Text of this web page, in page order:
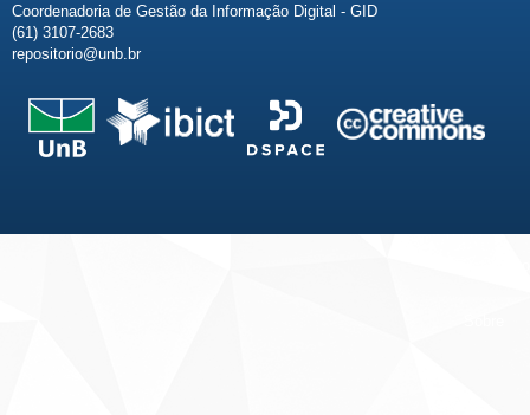
Coordenadoria de Gestão da Informação Digital - GID
(61) 3107-2683
repositorio@unb.br